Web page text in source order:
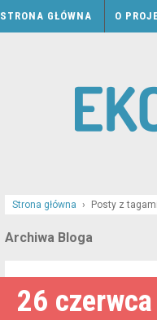
STRONA GŁÓWNA O
Strona główna › Posty z
Archiwa Bloga
26 czerwca